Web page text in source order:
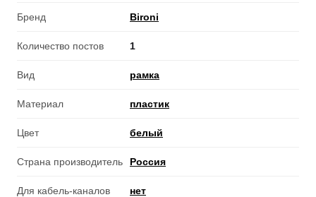
Бренд Bironi
Количество постов 1
Вид рамка
Материал пластик
Цвет белый
Страна производитель Россия
Для кабель-каналов нет